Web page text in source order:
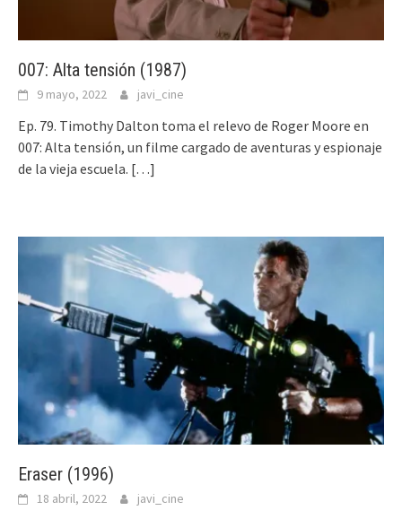
007: Alta tensión (1987)
9 mayo, 2022 javi_cine
Ep. 79. Timothy Dalton toma el relevo de Roger Moore en
007: Alta tensión, un filme cargado de aventuras y espionaje
de la vieja escuela. […]
Eraser (1996)
18 abril, 2022 javi_cine